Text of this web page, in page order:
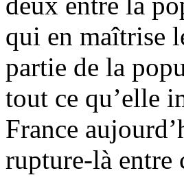
qui en maîtrise
partie de la
tout ce qu’elle
France
rupture-là entre